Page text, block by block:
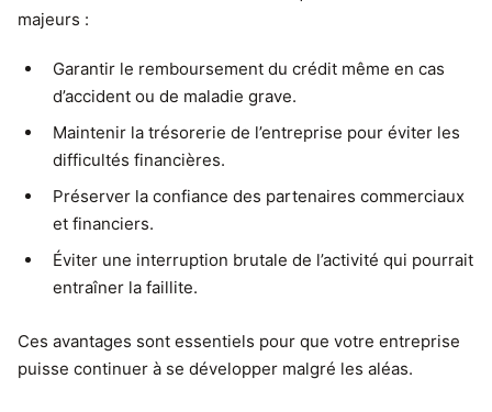
majeurs :
Garantir le remboursement du crédit même en cas
d’accident ou de maladie grave.
Maintenir la trésorerie de l’entreprise pour éviter les
difficultés financières.
Préserver la confiance des partenaires commerciaux
et financiers.
Éviter une interruption brutale de l’activité qui pourrait
entraîner la faillite.
Ces avantages sont essentiels pour que votre entreprise
puisse continuer à se développer malgré les aléas.